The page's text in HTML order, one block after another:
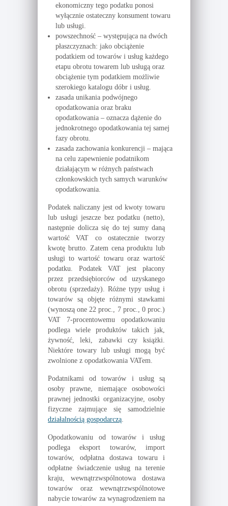
ekonomiczny tego podatku ponosi
wyłącznie ostateczny konsument towaru
lub usługi.
powszechność – występująca na dwóch
płaszczyznach: jako obciążenie
podatkiem od towarów i usług każdego
etapu obrotu towarem lub usługą oraz
obciążenie tym podatkiem możliwie
szerokiego katalogu dóbr i usług.
zasada unikania podwójnego
opodatkowania oraz braku
opodatkowania – oznacza dążenie do
jednokrotnego opodatkowania tej samej
fazy obrotu.
zasada zachowania konkurencji – mająca
na celu zapewnienie podatnikom
działającym w różnych państwach
członkowskich tych samych warunków
opodatkowania.
Podatek naliczany jest od kwoty towaru
lub usługi jeszcze bez podatku (netto),
następnie dolicza się do tej sumy daną
wartość VAT co ostatecznie tworzy
kwotę brutto. Zatem cena produktu lub
usługi to wartość towaru oraz wartość
podatku. Podatek VAT jest płacony
przez przedsiębiorców od uzyskanego
obrotu (sprzedaży). Różne typy usług i
towarów są objęte różnymi stawkami
(wynoszą one 22 proc., 7 proc., 0 proc.)
VAT 7-procentowemu opodatkowaniu
podlega wiele produktów takich jak,
żywność, leki, zabawki czy książki.
Niektóre towary lub usługi mogą być
zwolnione z opodatkowania VATem.
Podatnikami od towarów i usług są
osoby prawne, niemające osobowości
prawnej jednostki organizacyjne, osoby
fizyczne zajmujące się samodzielnie
działalnością gospodarczą.
Opodatkowaniu od towarów i usług
podlega eksport towarów, import
towarów, odpłatna dostawa towaru i
odpłatne świadczenie usług na terenie
kraju, wewnątrzwspólnotowa dostawa
towarów oraz wewnątrzwspólnotowe
nabycie towarów za wynagrodzeniem na